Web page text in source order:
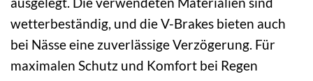
wetterbeständig, und die V-Brakes bieten auch
bei Nässe eine zuverlässige Verzögerung. Für
maximalen Schutz und Komfort bei Regen